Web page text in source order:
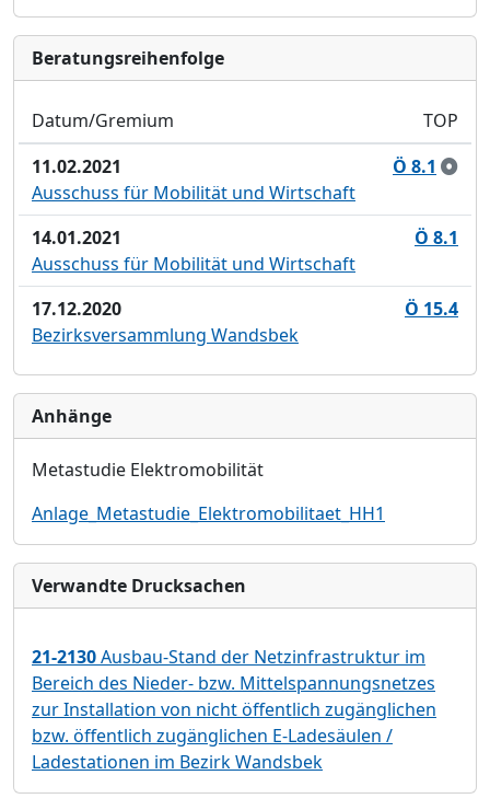
Bera­tungs­reihen­folge
Datum/Gremium
TOP
11.02.2021
Ö 8.1
Ausschuss für Mobilität und Wirtschaft
14.01.2021
Ö 8.1
Ausschuss für Mobilität und Wirtschaft
17.12.2020
Ö 15.4
Bezirksversammlung Wandsbek
Anhänge
Metastudie Elektromobilität
Anlage_Metastudie_Elektromobilitaet_HH1
Verwandte Drucksachen
21-2130Ausbau-Stand der Netzinfrastruktur im
Bereich des Nieder- bzw. Mittelspannungsnetzes
zur Installation von nicht öffentlich zugänglichen
bzw. öffentlich zugänglichen E-Ladesäulen /
Ladestationen im Bezirk Wandsbek